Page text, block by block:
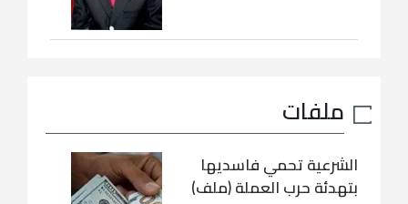
ملفات
الشرعية تحمي فاسديها
بتهدئة حرب العملة (ملف)